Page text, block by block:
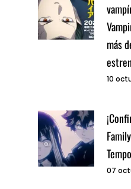
más
10
07